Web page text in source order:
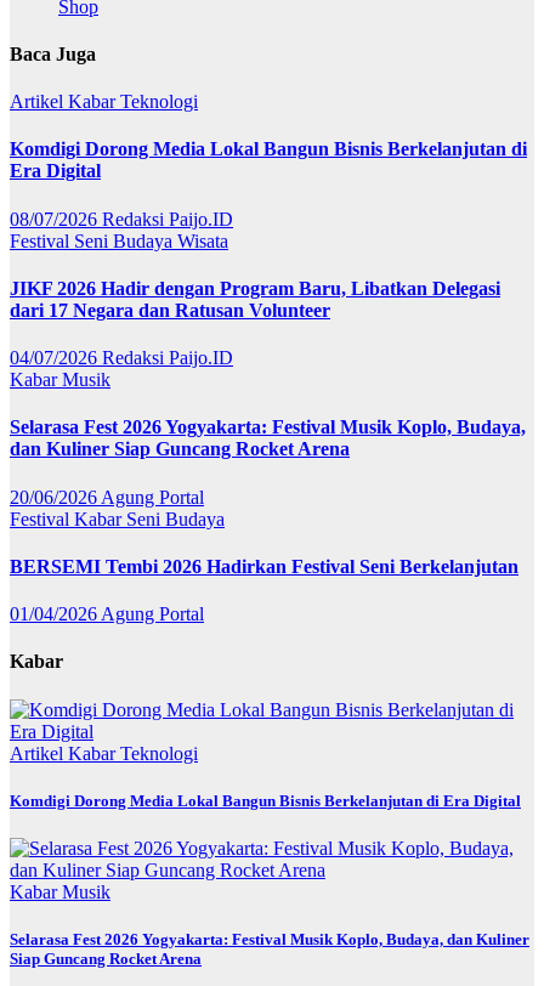
Shop
Baca Juga
Artikel KabarTeknologi
Komdigi Dorong Media Lokal Bangun Bisnis Berkelanjutan di
Era Digital
08/07/2026 Redaksi Paijo.ID
Festival Seni Budaya Wisata
JIKF 2026 Hadir dengan Program Baru, Libatkan Delegasi
dari 17 Negara dan Ratusan Volunteer
04/07/2026 Redaksi Paijo.ID
KabarMusik
Selarasa Fest 2026 Yogyakarta: Festival Musik Koplo, Budaya,
dan Kuliner Siap Guncang Rocket Arena
20/06/2026 Agung Portal
Festival Kabar Seni Budaya
BERSEMI Tembi 2026 Hadirkan Festival Seni Berkelanjutan
01/04/2026 Agung Portal
Kabar
Artikel KabarTeknologi
Komdigi Dorong Media Lokal Bangun Bisnis Berkelanjutan di Era Digital
KabarMusik
Selarasa Fest 2026 Yogyakarta: Festival Musik Koplo, Budaya, dan Kuliner
Siap Guncang Rocket Arena